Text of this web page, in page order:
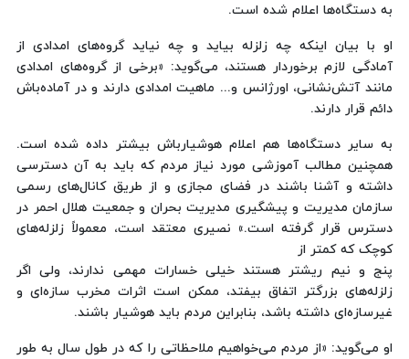
به دستگاه‌ها اعلام شده است.
او با بیان اینکه چه زلزله بیاید و چه نیاید گروه‌های امدادی از
آمادگی لازم برخوردار هستند، می‌گوید: «برخی از گروه‌های امدادی
مانند آتش‌نشانی، اورژانس و... ماهیت امدادی دارند و در آماده‌باش
دائم قرار دارند.
به سایر دستگاه‌ها هم اعلام هوشیارباش بیشتر داده شده است.
همچنین مطالب آموزشی مورد نیاز مردم که باید به آن دسترسی
داشته و آشنا باشند در فضای مجازی و از طریق کانال‌های رسمی
سازمان مدیریت و پیشگیری مدیریت بحران و جمعیت هلال احمر در
دسترس قرار گرفته است.» نصیری معتقد است، معمولاً زلزله‌های
کوچک که کمتر از
پنج و نیم ریشتر هستند خیلی خسارات مهمی ندارند، ولی اگر
زلزله‌های بزرگتر اتفاق بیفتد، ممکن است اثرات مخرب سازه‌ای و
غیرسازه‌ای داشته باشد، بنابراین مردم باید هوشیار باشند.
او می‌گوید: «از مردم می‌خواهیم ملاحظاتی را که در طول سال به طور